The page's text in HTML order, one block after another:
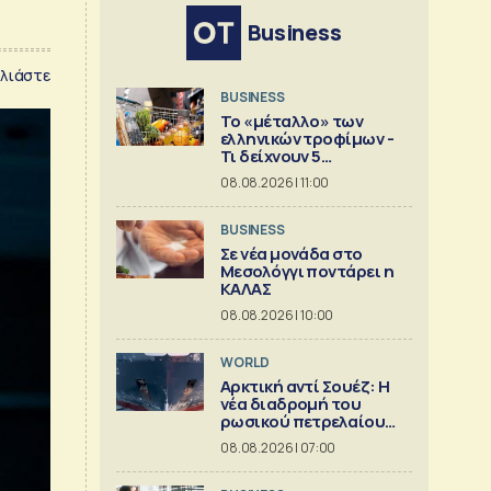
Business
BUSINESS
Το «μέταλλο» των
ελληνικών τροφίμων -
Τι δείχνουν 5
ισολογισμοί
08.08.2026 | 11:00
BUSINESS
Σε νέα μονάδα στο
Μεσολόγγι ποντάρει η
ΚΑΛΑΣ
08.08.2026 | 10:00
WORLD
Αρκτική αντί Σουέζ: Η
νέα διαδρομή του
ρωσικού πετρελαίου
[Γράφημα]
08.08.2026 | 07:00